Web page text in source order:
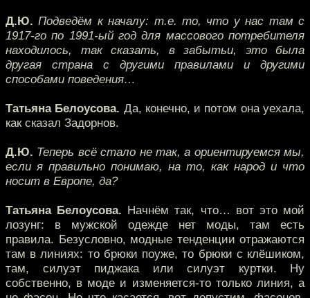
Д.Ю. Подведём к началу: т.е. то, что у нас там с
1917-го по 1991-ый год для массового потребителя
находилось, так сказать, в забытьи, это была
другая страна с другими правилами и другими
способами поведения…
Татьяна Белоусова. Да, конечно, и потом она уехала,
как сказал Задорнов.
Д.Ю. Теперь всё стало не так, а ориентируемся мы,
если я правильно понимаю, на то, как народ и что
носит в Европе, да?
Татьяна Белоусова. Начнём так, что… вот это мой
лозунг: в мужской одежде нет моды, там есть
правила. Безусловно, модные тенденции отражаются
там в линиях: то брюки поуже, то брюки с клёшиком,
там, силуэт пиджака или силуэт куртки. Ну
собственно, в моде и изменяется-то только линия, а